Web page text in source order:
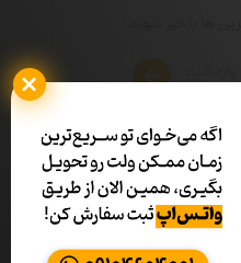
ساعات کاری
۰۹ الی ۱۷